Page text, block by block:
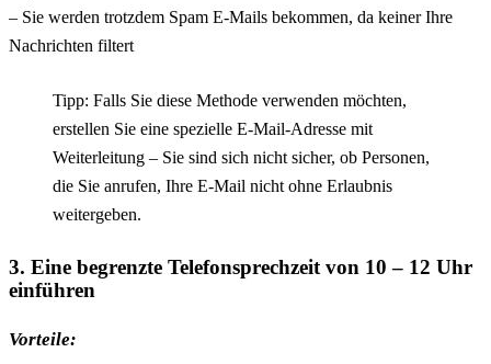
– Sie werden trotzdem Spam E-Mails bekommen, da keiner Ihre
Nachrichten filtert
Tipp: Falls Sie diese Methode verwenden möchten,
erstellen Sie eine spezielle E-Mail-Adresse mit
Weiterleitung – Sie sind sich nicht sicher, ob Personen,
die Sie anrufen, Ihre E-Mail nicht ohne Erlaubnis
weitergeben.
3. Eine begrenzte Telefonsprechzeit von 10 – 12 Uhr
einführen
Vorteile: